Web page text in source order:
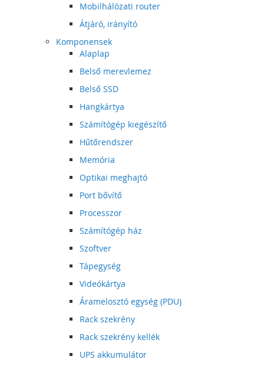
Mobilhálózati router
Átjáró, irányító
Komponensek
Alaplap
Belső merevlemez
Belső SSD
Hangkártya
Számítógép kiegészítő
Hűtőrendszer
Memória
Optikai meghajtó
Port bővítő
Processzor
Számítógép ház
Szoftver
Tápegység
Videókártya
Áramelosztó egység (PDU)
Rack szekrény
Rack szekrény kellék
UPS akkumulátor